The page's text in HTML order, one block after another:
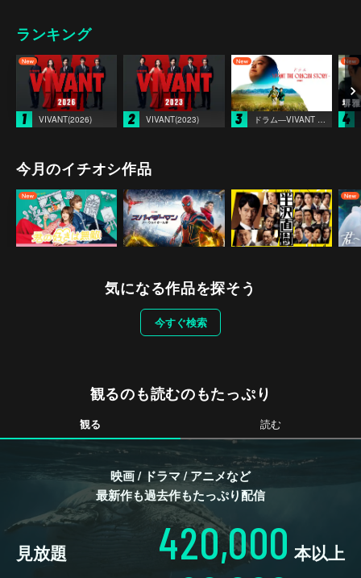
ランキング
1 VIVANT(2026) 2 VIVANT(2023) 3 ドラム―VIVANT THE ORIGIN STORY― 4
今月のイチオシ作品
気になる作品を探そう
今すぐ検索
観るのも読むのもたっぷり
観る 読む
映画 / ドラマ / アニメなど
最新作も過去作もたっぷり配信
見放題 420,000 本以上